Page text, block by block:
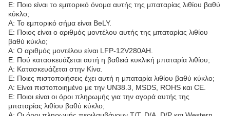
Ε: Ποιο είναι το εμπορικό όνομα αυτής της μπαταρίας λιθίου βαθύ
κύκλο;
Α: Το εμπορικό σήμα είναι BeLY.
Ε: Ποιος είναι ο αριθμός μοντέλου αυτής της μπαταρίας λιθίου
βαθύ κύκλο;
Α: Ο αριθμός μοντέλου είναι LFP-12V280AH.
Ε: Πού κατασκευάζεται αυτή η βαθειά κυκλική μπαταρία λιθίου;
Α: Κατασκευάζεται στην Κίνα.
Ε: Ποιες πιστοποιήσεις έχει αυτή η μπαταρία λιθίου βαθύ κύκλο;
Α: Είναι πιστοποιημένο με την UN38.3, MSDS, ROHS και CE.
Ε: Ποιοι είναι οι όροι πληρωμής για την αγορά αυτής της
μπαταρίας λιθίου βαθύ κύκλο;